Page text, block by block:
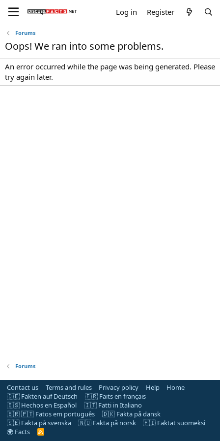
Log in Register
Forums
Oops! We ran into some problems.
An error occurred while the page was being generated. Please
try again later.
Forums
Contact us Terms and rules Privacy policy Help
Home
🇩🇪 Fakten auf Deutsch
🇫🇷 Faits en français
🇪🇸 Hechos en Español
🇮🇹 Fatti in Italiano
🇧🇷 🇵🇹 Fatos em português
🇩🇰 Fakta på dansk
🇸🇪 Fakta på svenska
🇳🇴 Fakta på norsk
🇫🇮 Faktat suomeksi
🌍 Facts
R